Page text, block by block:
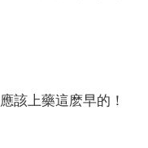
上藥這麽早的！